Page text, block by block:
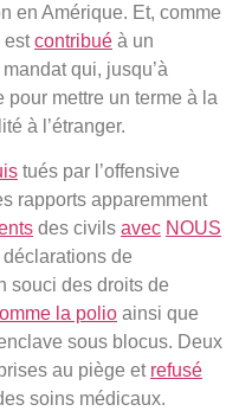
en Amérique. Et, comme
estcontribué à un
qui, jusqu’à
pour mettre un terme à la
à l’étranger.
tués par l’offensive
rapports apparemment
des civils avec NOUS
de
souci des droits de
la polio ainsi que
sous blocus. Deux
au piège et refusé
soins médicaux.